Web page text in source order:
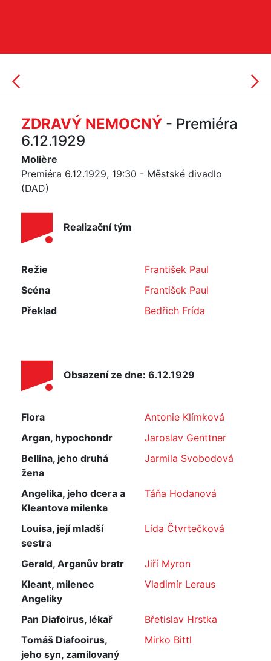
ZDRAVÝ NEMOCNÝ - Premiéra
6.12.1929
Molière
Premiéra 6.12.1929, 19:30 - Městské divadlo
(DAD)
Realizační tým
Režie
František Paul
Scéna
František Paul
Překlad
Bedřich Frída
Obsazení ze dne: 6.12.1929
Flora
Antonie Klímková
Argan, hypochondr
Jaroslav Genttner
Bellina, jeho druhá
žena
Jarmila Svobodová
Angelika, jeho dcera a
Kleantova milenka
Táňa Hodanová
Louisa, její mladší
sestra
Lída Čtvrtečková
Gerald, Arganův bratr
Jiří Myron
Kleant, milenec
Angeliky
Vladimír Leraus
Pan Diafoirus, lékař
Břetislav Hrstka
Tomáš Diafooirus,
jeho syn, zamilovaný
Mirko Bittl